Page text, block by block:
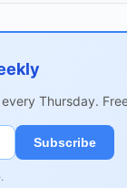
Thursday.
Subscribe